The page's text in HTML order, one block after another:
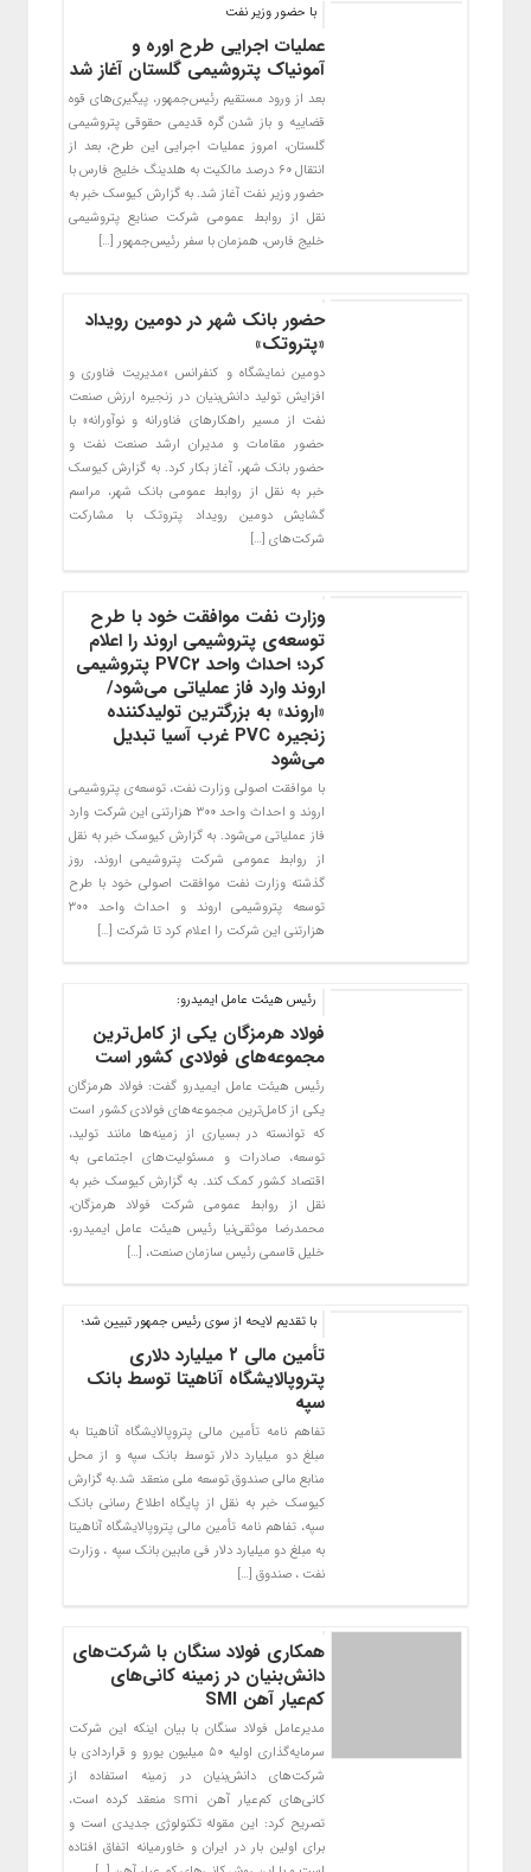
با حضور وزیر نفت
عملیات اجرایی طرح اوره و
آمونیاک پتروشیمی گلستان آغاز شد
بعد از ورود مستقیم رئیس‌جمهور، پیگیری‌های قوه
قضاییه و باز شدن گره قدیمی حقوقی پتروشیمی
گلستان، امروز عملیات اجرایی این طرح، بعد از
انتقال ۶۰ درصد مالکیت به هلدینگ خلیج فارس با
حضور وزیر نفت آغاز شد. به گزارش کیوسک خبر به
نقل از روابط عمومی شرکت صنایع پتروشیمی
خلیج فارس، همزمان با سفر رئیس‌جمهور […]
حضور بانک شهر در دومین رویداد
«پتروتک»
دومین نمایشگاه و کنفرانس «مدیریت فناوری و
افزایش تولید دانش‌بنیان در زنجیره ارزش صنعت
نفت از مسیر راهکارهای فناورانه و نوآورانه» با
حضور مقامات و مدیران ارشد صنعت نفت و
حضور بانک شهر، آغاز بکار کرد‌. به گزارش کیوسک
خبر به نقل از روابط عمومی بانک شهر، مراسم
گشایش دومین رویداد پتروتک با مشارکت
شرکت‌های […]
وزارت نفت موافقت خود با طرح
توسعه‌ی پتروشیمی اروند را اعلام
کرد؛ احداث واحد PVC2 پتروشیمی
اروند وارد فاز عملیاتی می‌شود/
«اروند» به بزرگترین تولیدکننده
زنجیره PVC غرب آسیا تبدیل
می‌شود
با موافقت اصولی وزارت نفت، توسعه‌ی پتروشیمی
اروند و احداث واحد ۳۰۰ هزارتنی این شرکت وارد
فاز عملیاتی می‌شود. به گزارش کیوسک خبر به نقل
از روابط عمومی شرکت پتروشیمی اروند، روز
گذشته وزارت نفت موافقت اصولی خود با طرح
توسعه پتروشیمی اروند و احداث واحد ۳۰۰
هزارتنی این شرکت را اعلام کرد تا شرکت […]
رئیس هیئت عامل ایمیدرو:
فولاد هرمزگان یکی از کامل‌ترین
مجموعه‌های فولادی کشور است
رئیس هیئت عامل ایمیدرو گفت: فولاد هرمزگان
یکی از کامل‌ترین مجموعه‌های فولادی کشور است
که توانسته در بسیاری از زمینه‌ها مانند تولید،
توسعه، صادرات و مسئولیت‌های اجتماعی به
اقتصاد کشور کمک کند. به گزارش کیوسک خبر به
نقل از روابط عمومی شرکت فولاد هرمزگان،
محمدرضا موثقی‌نیا رئیس هیئت عامل ایمیدرو،
خلیل قاسمی رئیس سازمان صنعت، […]
با تقدیم لایحه از سوی رئیس جمهور تبیین شد؛
تأمین مالی ۲ میلیارد دلاری
پتروپالایشگاه آناهیتا توسط بانک
سپه
تفاهم نامه تأمین مالی پتروپالایشگاه آناهیتا به
مبلغ دو میلیارد دلار توسط بانک سپه و از محل
منابع مالی صندوق توسعه ملی منعقد شد.به گزارش
کیوسک خبر به نقل از پایگاه اطلاع رسانی بانک
سپه، تفاهم نامه تأمین مالی پتروپالایشگاه آناهیتا
به مبلغ دو میلیارد دلار فی مابین بانک سپه ، وزارت
نفت ، صندوق […]
همکاری فولاد سنگان با شرکت‌های
دانش‌بنیان در زمینه کانی‌های
کم‌عیار آهن SMI
مدیرعامل فولاد سنگان با بیان اینکه این شرکت
سرمایه‌گذاری اولیه ۵۰ میلیون یورو و قراردادی با
شرکت‌های دانش‌بنیان در زمینه استفاده از
کانی‌های کم‌عیار آهن smi منعقد کرده است،
تصریح کرد: این مقوله تکنولوژی جدیدی است و
برای اولین بار در ایران و خاورمیانه اتفاق افتاده